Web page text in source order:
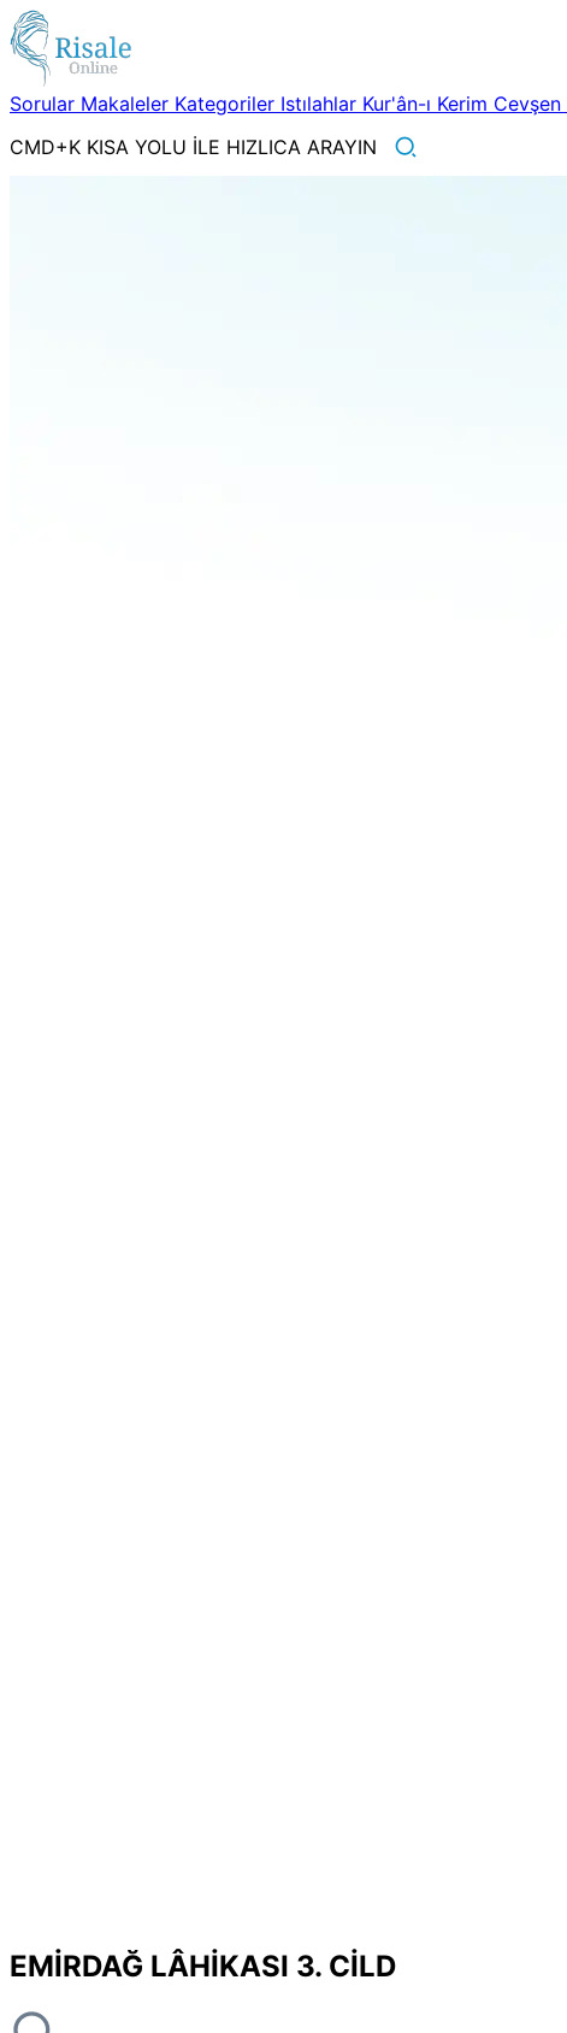
Sorular Makaleler Kategoriler Istılahlar Kur'ân-ı Kerim Cevşen
CMD+K KISA YOLU İLE HIZLICA ARAYIN
EMİRDAĞ LÂHİKASI 3. CİLD